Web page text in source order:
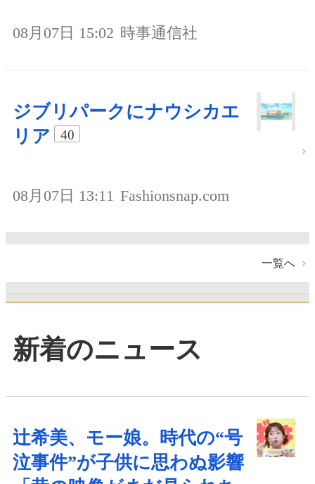
08月07日 15:02 時事通信社
ジブリパークにナウシカエ
リア
40
08月07日 13:11 Fashionsnap.com
一覧へ
新着のニュース
辻希美、モー娘。時代の“号
泣事件”が子供に思わぬ影響